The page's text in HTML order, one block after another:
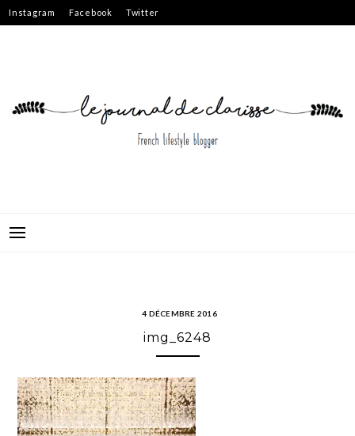
Skip
to
Instagram Facebook Twitter
4 DÉCEMBRE 2016
img_6248